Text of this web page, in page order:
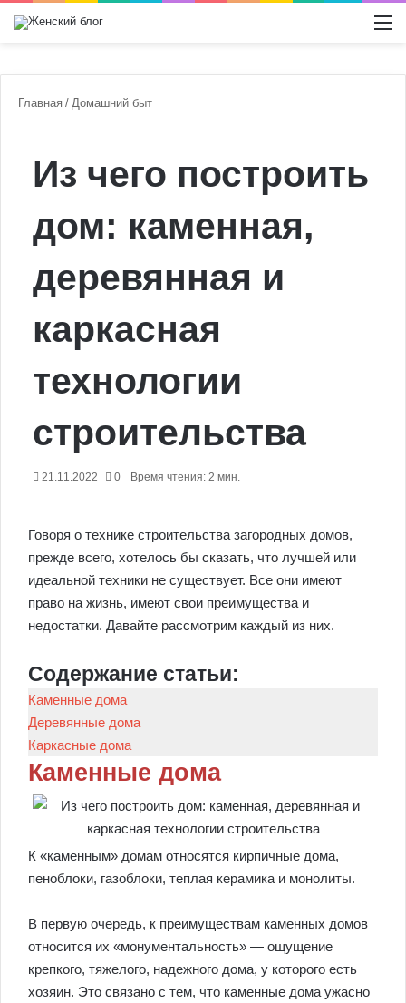
Главная / Домашний быт
Из чего построить
дом: каменная,
деревянная и
каркасная
технологии
строительства
21.11.2022 0 Время чтения: 2 мин.
Говоря о технике строительства загородных домов,
прежде всего, хотелось бы сказать, что лучшей или
идеальной техники не существует. Все они имеют
право на жизнь, имеют свои преимущества и
недостатки. Давайте рассмотрим каждый из них.
Содержание статьи:
Каменные дома
Деревянные дома
Каркасные дома
Каменные дома
К «каменным» домам относятся кирпичные дома,
пеноблоки, газоблоки, теплая керамика и монолиты.
В первую очередь, к преимуществам каменных домов
относится их «монументальность» — ощущение
крепкого, тяжелого, надежного дома, у которого есть
хозяин. Это связано с тем, что каменные дома ужасно